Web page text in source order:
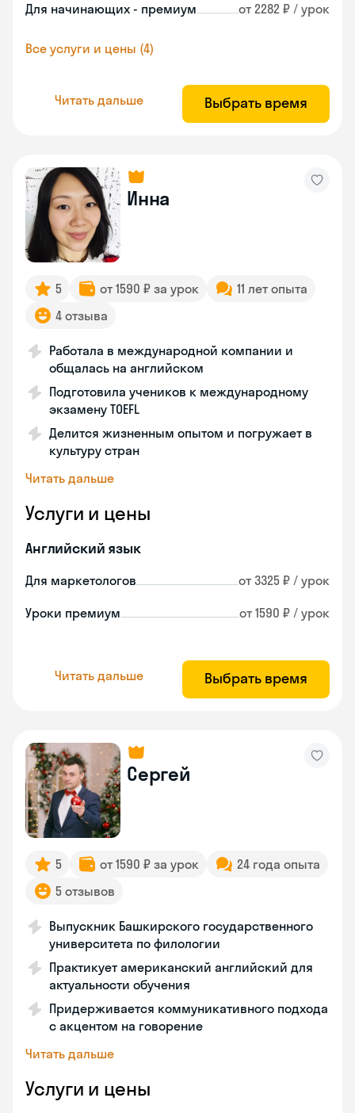
Для начинающих - премиум от 2282 ₽ / урок
Все услуги и цены (4)
Читать дальше Выбрать время
Инна
5 от 1590 ₽ за урок
11 лет опыта
4 отзыва
Работала в международной компании и
общалась на английском
Подготовила учеников к международному
экзамену TOEFL
Делится жизненным опытом и погружает в
культуру стран
Читать дальше
Услуги и цены
Английский язык
Для маркетологов от 3325 ₽ / урок
Уроки премиум от 1590 ₽ / урок
Читать дальше Выбрать время
Сергей
5 от 1590 ₽ за урок
24 года опыта
5 отзывов
Выпускник Башкирского государственного
университета по филологии
Практикует американский английский для
актуальности обучения
Придерживается коммуникативного подхода
с акцентом на говорение
Читать дальше
Услуги и цены